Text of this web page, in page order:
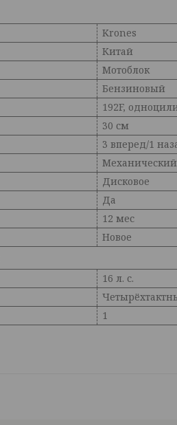
Krones
Китай
Мотоблок
Бензиновый
192F,
30 см
3 вперед/1
Механический
Дисковое
Да
12 мес
Новое
16 л. с.
1